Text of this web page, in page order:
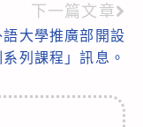
下一篇文章
大學推廣部開設
列課程」訊息。